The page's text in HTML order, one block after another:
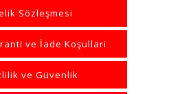
Sözleşmesi
ve İade Koşullari
ve Güvenlik